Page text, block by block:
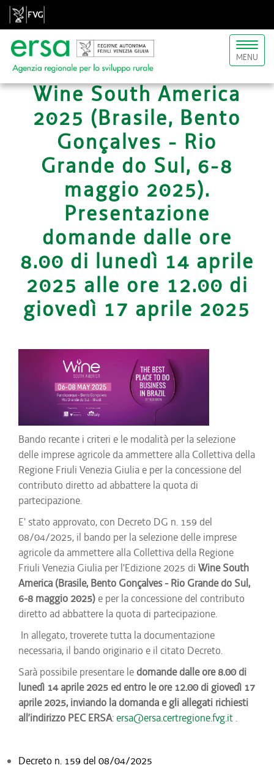
Toggle
MENU
Wine South America
2025 (Brasile, Bento
Gonçalves - Rio
Grande do Sul, 6-8
maggio 2025).
Presentazione
domande dalle ore
8.00 di lunedì 14 aprile
2025 alle ore 12.00 di
giovedì 17 aprile 2025
Bando recante i criteri e le modalità per la selezione
delle imprese agricole da ammettere alla Collettiva della
Regione Friuli Venezia Giulia e per la concessione del
contributo diretto ad abbattere la quota di
partecipazione.
E' stato approvato, con Decreto DG n. 159 del
08/04/2025, il bando per la selezione delle imprese
agricole da ammettere alla Collettiva della Regione
Friuli Venezia Giulia per l'Edizione 2025 di Wine South
America (Brasile, Bento Gonçalves - Rio Grande do Sul,
6-8 maggio 2025) e per la concessione del contributo
diretto ad abbattere la quota di partecipazione.
In allegato, troverete tutta la documentazione
necessaria, il bando originario e il citato Decreto.
Sarà possibile presentare le domande dalle ore 8.00 di
lunedì 14 aprile 2025 ed entro le ore 12.00 di giovedì 17
aprile 2025, inviando la domanda e gli allegati richiesti
all’indirizzo PEC ERSA:ersa@ersa.certregione.fvg.it .
Decreto n. 159 del 08/04/2025